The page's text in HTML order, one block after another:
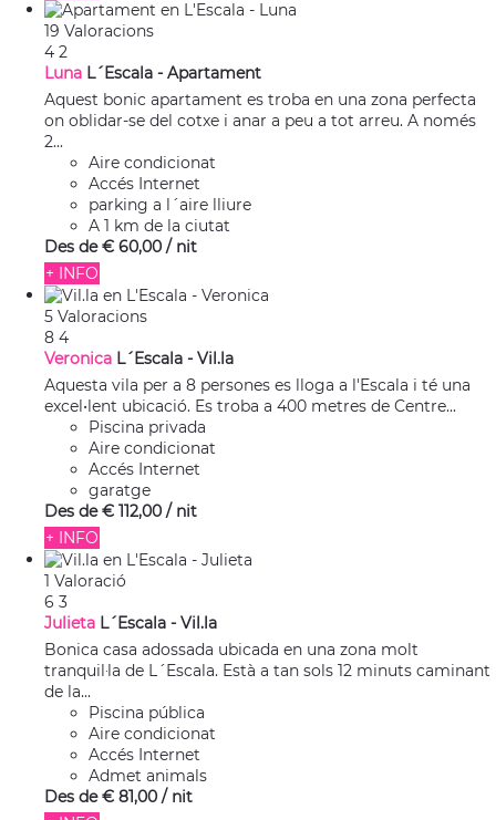
19 Valoracions
4 2
Luna L´Escala - Apartament
Aquest bonic apartament es troba en una zona perfecta
on oblidar-se del cotxe i anar a peu a tot arreu. A només
2...
Aire condicionat
Accés Internet
parking a l´aire lliure
A 1 km de la ciutat
Des de € 60,00 / nit
+ INFO
5 Valoracions
8 4
Veronica L´Escala - Vil.la
Aquesta vila per a 8 persones es lloga a l'Escala i té una
excel•lent ubicació. Es troba a 400 metres de Centre...
Piscina privada
Aire condicionat
Accés Internet
garatge
Des de € 112,00 / nit
+ INFO
1 Valoració
6 3
Julieta L´Escala - Vil.la
Bonica casa adossada ubicada en una zona molt
tranquil·la de L´Escala. Està a tan sols 12 minuts caminant
de la...
Piscina pública
Aire condicionat
Accés Internet
Admet animals
Des de € 81,00 / nit